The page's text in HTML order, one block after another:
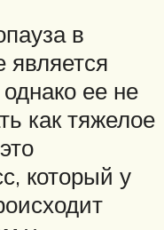
в
является
ее не
как тяжелое
который у